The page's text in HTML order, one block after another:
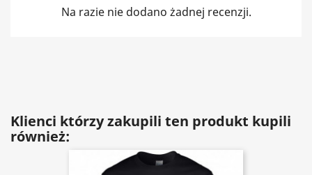
Na razie nie dodano żadnej recenzji.
Klienci którzy zakupili ten produkt kupili
również: